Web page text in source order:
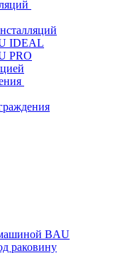
IDEAL
PRO
BAU
раковину